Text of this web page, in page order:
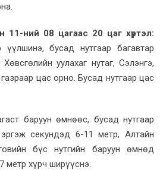
ний 08 цагаас 20 цаг хүртэл:
үүлшинэ, бусад нутгаар багавтар
уулахаг нутаг, Сэлэнгэ,
цас орно. Бусад нутгаар цас
баруун өмнөөс, бусад нутгаар
секундэд 6-11 метр, Алтайн
бүс нутгийн баруун өмнөд
метр хүрч ширүүснэ.